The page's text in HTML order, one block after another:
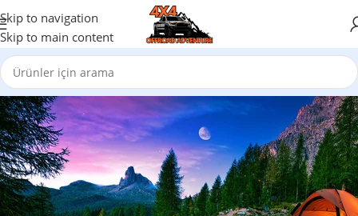
Skip to navigation
Skip to main content